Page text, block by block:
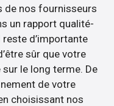
de nos fournisseurs
un rapport qualité-
d’importante
sûr que votre
le long terme. De
de votre
choisissant nos